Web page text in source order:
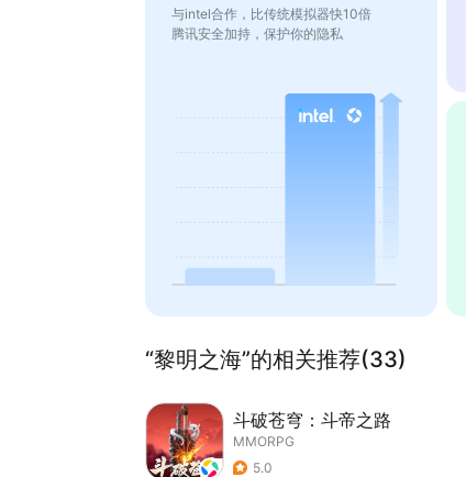
与intel合作，比传统模拟器快10倍
腾讯安全加持，保护你的隐私
“黎明之海”的相关推荐(33)
斗破苍穹：斗帝之路
MMORPG
5.0